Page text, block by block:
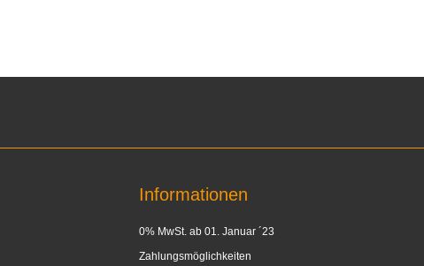
Informationen
0% MwSt. ab 01. Januar ´23
Zahlungsmöglichkeiten